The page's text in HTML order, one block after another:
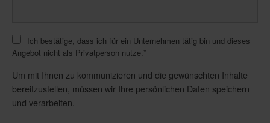
Ich bestätige, dass ich für ein Unternehmen tätig bin und dieses
Angebot nicht als Privatperson nutze.*
Um mit Ihnen zu kommunizieren und die gewünschten Inhalte
bereitzustellen, müssen wir Ihre persönlichen Daten speichern
und verarbeiten.